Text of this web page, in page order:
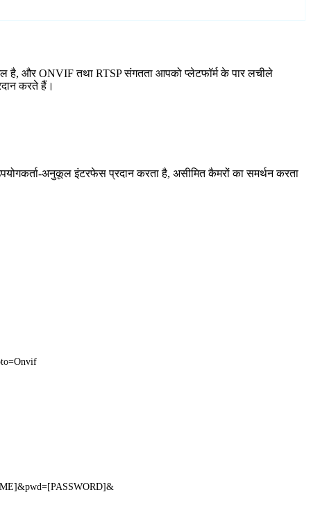
है, और ONVIF तथा RTSP संगतता आपको प्लेटफॉर्म के पार लचीले
करते हैं।
अनुकूल इंटरफेस प्रदान करता है, असीमित कैमरों का समर्थन करता